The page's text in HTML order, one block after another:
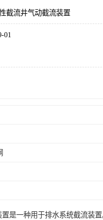
截流井气动截流装置
01
是一种用于排水系统截流装置